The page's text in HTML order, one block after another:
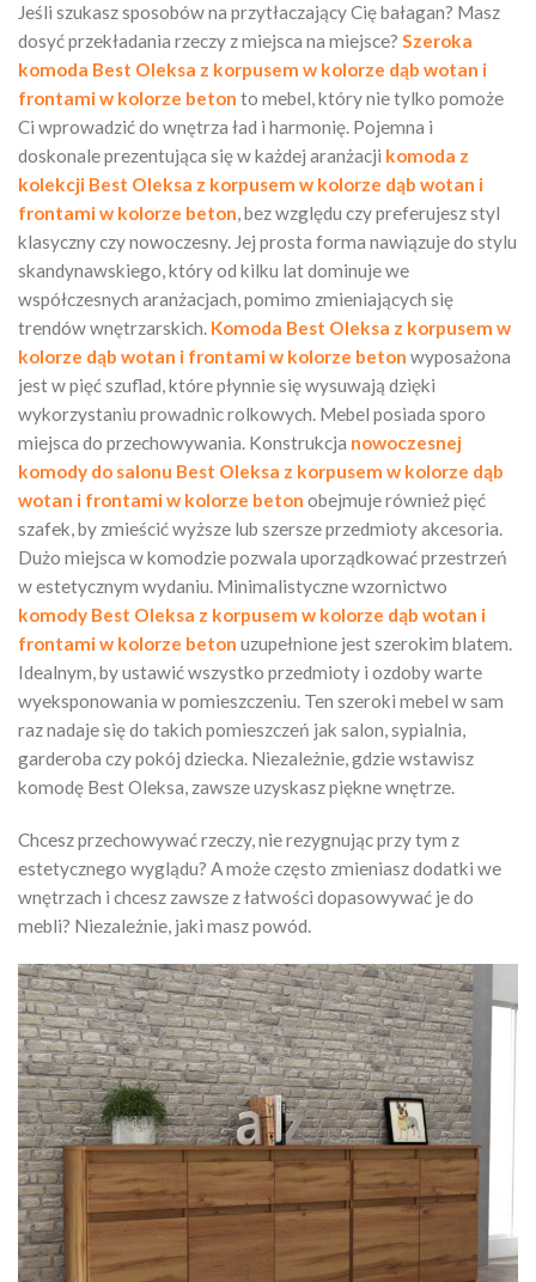
Jeśli szukasz sposobów na przytłaczający Cię bałagan? Masz
dosyć przekładania rzeczy z miejsca na miejsce? Szeroka
komoda Best Oleksa z korpusem w kolorze dąb wotan i
frontami w kolorze beton to mebel, który nie tylko pomoże
Ci wprowadzić do wnętrza ład i harmonię. Pojemna i
doskonale prezentująca się w każdej aranżacji komoda z
kolekcji Best Oleksa z korpusem w kolorze dąb wotan i
frontami w kolorze beton, bez względu czy preferujesz styl
klasyczny czy nowoczesny. Jej prosta forma nawiązuje do stylu
skandynawskiego, który od kilku lat dominuje we
współczesnych aranżacjach, pomimo zmieniających się
trendów wnętrzarskich. Komoda Best Oleksa z korpusem w
kolorze dąb wotan i frontami w kolorze beton wyposażona
jest w pięć szuflad, które płynnie się wysuwają dzięki
wykorzystaniu prowadnic rolkowych. Mebel posiada sporo
miejsca do przechowywania. Konstrukcja nowoczesnej
komody do salonu Best Oleksa z korpusem w kolorze dąb
wotan i frontami w kolorze beton obejmuje również pięć
szafek, by zmieścić wyższe lub szersze przedmioty akcesoria.
Dużo miejsca w komodzie pozwala uporządkować przestrzeń
w estetycznym wydaniu. Minimalistyczne wzornictwo
komody Best Oleksa z korpusem w kolorze dąb wotan i
frontami w kolorze beton uzupełnione jest szerokim blatem.
Idealnym, by ustawić wszystko przedmioty i ozdoby warte
wyeksponowania w pomieszczeniu. Ten szeroki mebel w sam
raz nadaje się do takich pomieszczeń jak salon, sypialnia,
garderoba czy pokój dziecka. Niezależnie, gdzie wstawisz
komodę Best Oleksa, zawsze uzyskasz piękne wnętrze.
Chcesz przechowywać rzeczy, nie rezygnując przy tym z
estetycznego wyglądu? A może często zmieniasz dodatki we
wnętrzach i chcesz zawsze z łatwości dopasowywać je do
mebli? Niezależnie, jaki masz powód.